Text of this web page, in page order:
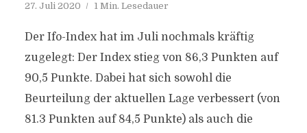
27. Juli 2020 1 Min. Lesedauer
Der Ifo-Index hat im Juli nochmals kräftig
zugelegt: Der Index stieg von 86,3 Punkten auf
90,5 Punkte. Dabei hat sich sowohl die
Beurteilung der aktuellen Lage verbessert (von
81.3 Punkten auf 84,5 Punkte) als auch die